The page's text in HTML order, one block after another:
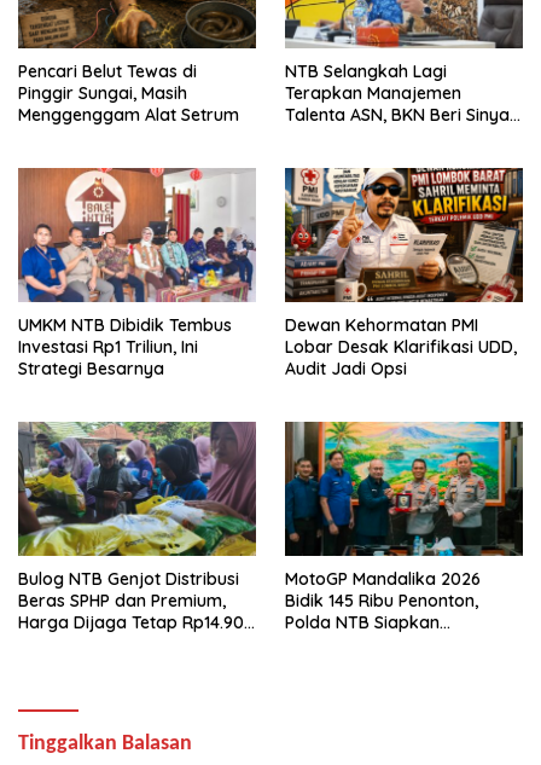
Pencari Belut Tewas di
Pinggir Sungai, Masih
Menggenggam Alat Setrum
NTB Selangkah Lagi
Terapkan Manajemen
Talenta ASN, BKN Beri Sinyal
UMKM NTB Dibidik Tembus
Investasi Rp1 Triliun, Ini
Strategi Besarnya
Dewan Kehormatan PMI
Lobar Desak Klarifikasi UDD,
Audit Jadi Opsi
Bulog NTB Genjot Distribusi
Beras SPHP dan Premium,
Harga Dijaga Tetap Rp14.900
MotoGP Mandalika 2026
Bidik 145 Ribu Penonton,
Polda NTB Siapkan
Tinggalkan Balasan